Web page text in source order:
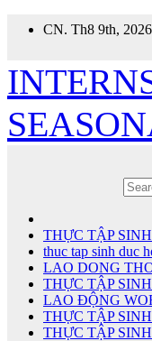
CN. Th8 9th, 2026
THỰC TẬP
thuc tap sinh duc
LAO DONG
THỰC TẬP
LAO ĐỘNG
THỰC TẬP
THỰC TẬP